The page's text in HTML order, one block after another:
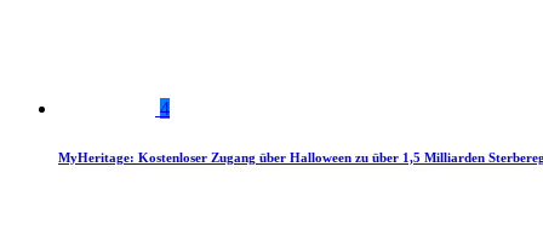
4
MyHeritage: Kostenloser Zugang über Halloween zu über 1,5 Milliarden